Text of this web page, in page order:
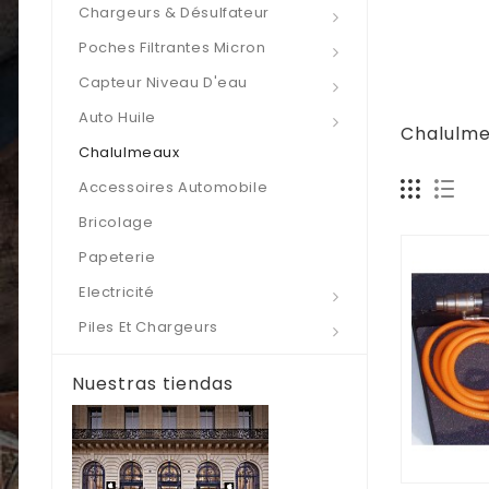
Chargeurs & Désulfateur
Poches Filtrantes Micron
Capteur Niveau D'eau
Auto Huile
Chalulmeaux
Accessoires Automobile
Bricolage
Papeterie
Electricité
Piles Et Chargeurs
Nuestras tiendas